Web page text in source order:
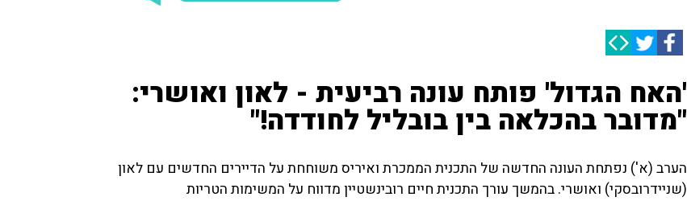
'האח הגדול' פותח עונה רביעית - לאון ואושרי:
"מדובר בהכלאה בין בובליל לחודדה!"
הערב (א') נפתחת העונה החדשה של התכנית הממכרת ואיריס משוחחת על הדיירים החדשים עם לאון
(שניידרובסקי) ואושרי. בהמשך עורך התכנית חיים רובינשטיין מדווח על המשימות הטריות